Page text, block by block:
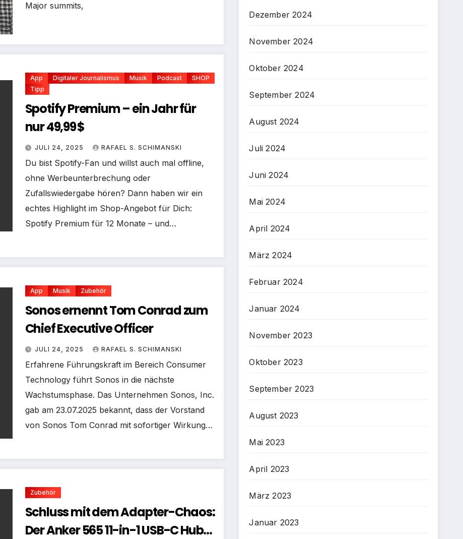
Major summits,
App Digitaler Journalismus Musik Podcast
SHOP
Tipp
Spotify Premium – ein Jahr für
nur 49,99 $
JULI 24, 2025 RAFAEL S. SCHIMANSKI
Du bist Spotify-Fan und willst auch mal offline,
ohne Werbeunterbrechung oder
Zufallswiedergabe hören? Dann haben wir ein
echtes Highlight im Shop-Angebot für Dich:
Spotify Premium für 12 Monate – und…
App Musik Zubehör
Sonos ernennt Tom Conrad zum
Chief Executive Officer
JULI 24, 2025 RAFAEL S. SCHIMANSKI
Erfahrene Führungskraft im Bereich Consumer
Technology führt Sonos in die nächste
Wachstumsphase. Das Unternehmen Sonos, Inc.
gab am 23.07.2025 bekannt, dass der Vorstand
von Sonos Tom Conrad mit sofortiger Wirkung…
Zubehör
Schluss mit dem Adapter-Chaos:
Der Anker 565 11-in-1 USB-C Hub
Dezember 2024
November 2024
Oktober 2024
September 2024
August 2024
Juli 2024
Juni 2024
Mai 2024
April 2024
März 2024
Februar 2024
Januar 2024
November 2023
Oktober 2023
September 2023
August 2023
Mai 2023
April 2023
März 2023
Januar 2023